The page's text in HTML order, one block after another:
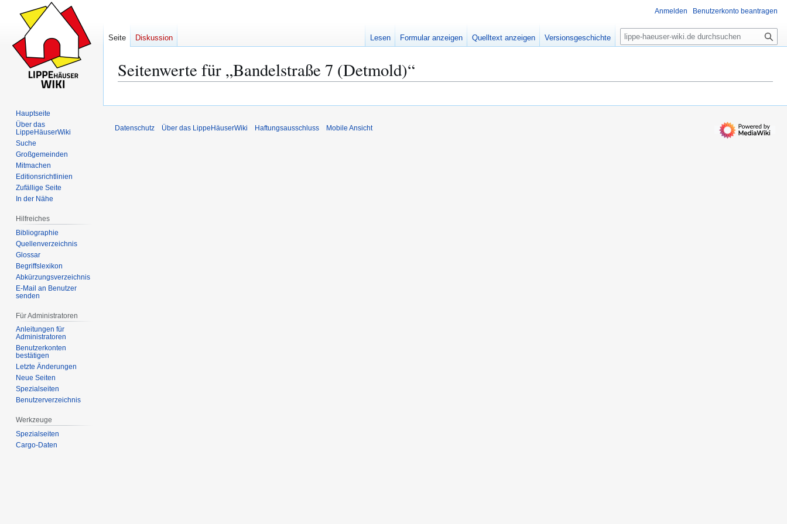
Seitenwerte für „Bandelstraße 7 (Detmold)“
springen
springen
Anmelden Benutzerkonto beantragen
Seite Diskussion Lesen Formular anzeigen Quelltext anzeigen Versionsgeschichte
S
u
e
Hauptseite
Über das
LippeHäuserWiki
Suche
Großgemeinden
Mitmachen
Editionsrichtlinien
Zufällige Seite
In der Nähe
Hilfreiches
Bibliographie
Quellenverzeichnis
Glossar
Begriffslexikon
Abkürzungsverzeichnis
E-Mail an Benutzer
senden
Für Administratoren
Anleitungen für
Administratoren
Benutzerkonten
bestätigen
Letzte Änderungen
Neue Seiten
Spezialseiten
Benutzerverzeichnis
Werkzeuge
Spezialseiten
Cargo-Daten
Datenschutz Über das LippeHäuserWiki Haftungsausschluss Mobile Ansicht